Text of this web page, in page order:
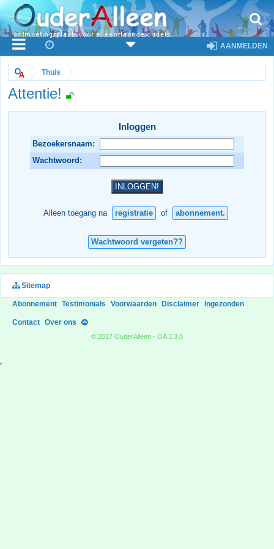
AANMELDEN
Thuis
Attentie!
Inloggen
Bezoekersnaam:
Wachtwoord:
Alleen toegang na registratie of abonnement.
Wachtwoord vergeten??
Sitemap
Abonnement Testimonials Voorwaarden Disclaimer Ingezonden
Contact Over ons
© 2017 OuderAlleen - OA 3.3.0